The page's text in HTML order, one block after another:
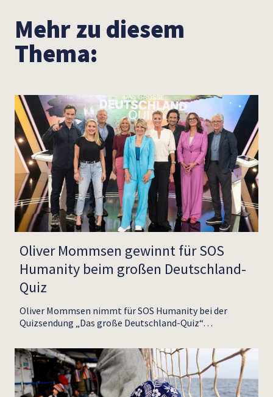
Mehr zu diesem
Thema:
Oliver Mommsen gewinnt für SOS
Humanity beim großen Deutschland-
Quiz
Oliver Mommsen nimmt für SOS Humanity bei der
Quizsendung „Das große Deutschland-Quiz“…